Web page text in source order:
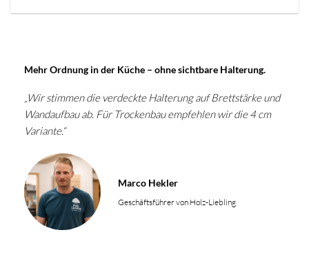
Mehr Ordnung in der Küche – ohne sichtbare Halterung.
„Wir stimmen die verdeckte Halterung auf Brettstärke und
Wandaufbau ab. Für Trockenbau empfehlen wir die 4 cm
Variante.“
Marco Hekler
Geschäftsführer von Holz-Liebling